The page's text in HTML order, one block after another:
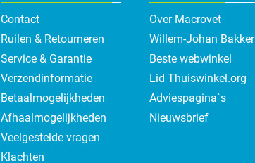
Contact
Ruilen & Retourneren
Service & Garantie
Verzendinformatie
Betaalmogelijkheden
Afhaalmogelijkheden
Veelgestelde vragen
Klachten
Over Macrovet
Willem-Johan Bakker
Beste webwinkel
Lid Thuiswinkel.org
Adviespagina`s
Nieuwsbrief